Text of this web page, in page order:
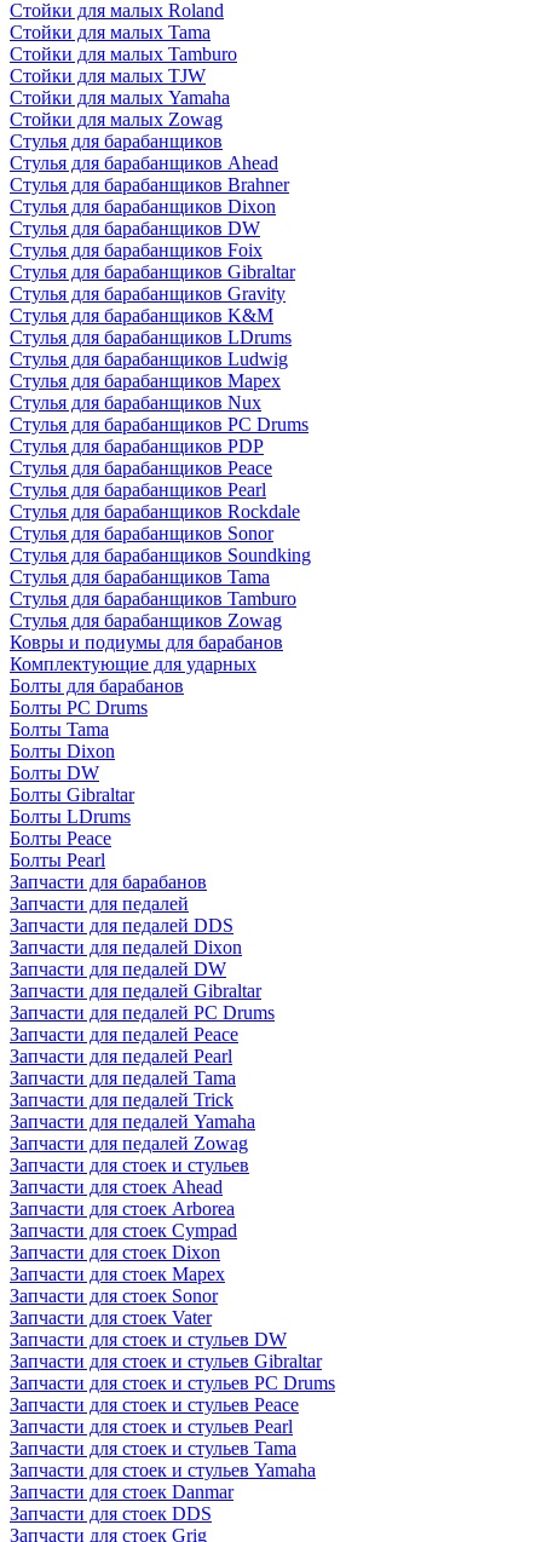
Стойки для малых Roland
Стойки для малых Tama
Стойки для малых Tamburo
Стойки для малых TJW
Стойки для малых Yamaha
Стойки для малых Zowag
Стулья для барабанщиков
Стулья для барабанщиков Ahead
Стулья для барабанщиков Brahner
Стулья для барабанщиков Dixon
Стулья для барабанщиков DW
Стулья для барабанщиков Foix
Стулья для барабанщиков Gibraltar
Стулья для барабанщиков Gravity
Стулья для барабанщиков K&M
Стулья для барабанщиков LDrums
Стулья для барабанщиков Ludwig
Стулья для барабанщиков Mapex
Стулья для барабанщиков Nux
Стулья для барабанщиков PC Drums
Стулья для барабанщиков PDP
Стулья для барабанщиков Peace
Стулья для барабанщиков Pearl
Стулья для барабанщиков Rockdale
Стулья для барабанщиков Sonor
Стулья для барабанщиков Soundking
Стулья для барабанщиков Tama
Стулья для барабанщиков Tamburo
Стулья для барабанщиков Zowag
Ковры и подиумы для барабанов
Комплектующие для ударных
Болты для барабанов
Болты PC Drums
Болты Tama
Болты Dixon
Болты DW
Болты Gibraltar
Болты LDrums
Болты Peace
Болты Pearl
Запчасти для барабанов
Запчасти для педалей
Запчасти для педалей DDS
Запчасти для педалей Dixon
Запчасти для педалей DW
Запчасти для педалей Gibraltar
Запчасти для педалей PC Drums
Запчасти для педалей Peace
Запчасти для педалей Pearl
Запчасти для педалей Tama
Запчасти для педалей Trick
Запчасти для педалей Yamaha
Запчасти для педалей Zowag
Запчасти для стоек и стульев
Запчасти для стоек Ahead
Запчасти для стоек Arborea
Запчасти для стоек Cympad
Запчасти для стоек Dixon
Запчасти для стоек Mapex
Запчасти для стоек Sonor
Запчасти для стоек Vater
Запчасти для стоек и стульев DW
Запчасти для стоек и стульев Gibraltar
Запчасти для стоек и стульев PC Drums
Запчасти для стоек и стульев Peace
Запчасти для стоек и стульев Pearl
Запчасти для стоек и стульев Tama
Запчасти для стоек и стульев Yamaha
Запчасти для стоек Danmar
Запчасти для стоек DDS
Запчасти для стоек Grig